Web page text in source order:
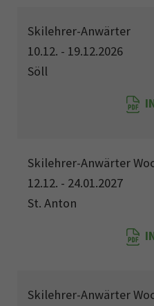
Skilehrer-Anwärter
10.12. - 19.12.2026
Söll
Skilehrer-Anwärter
12.12. - 24.01.2027
St. Anton
Skilehrer-Anwärter